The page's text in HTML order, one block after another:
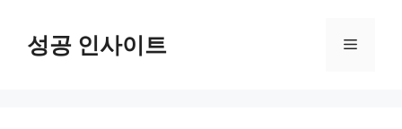
성공 인사이트 메